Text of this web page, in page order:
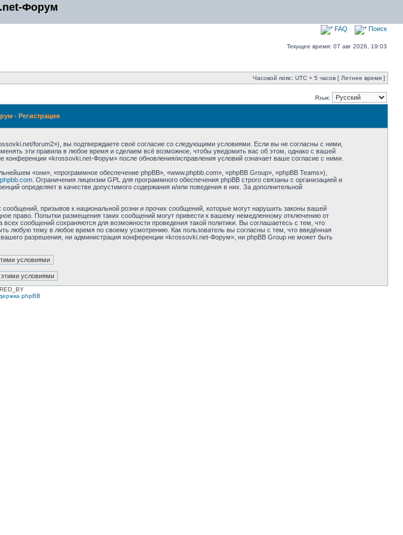
Форум
FAQ Поиск
Текущее время: 07 авг 2026, 19:03
Часовой пояс: UTC + 5 часов [ Летнее время ]
Язык:
- Регистрация
forum2»), вы подтверждаете своё согласие со следующими условиями. Если вы не согласны с ними,
эти правила в любое время и сделаем всё возможное, чтобы уведомить вас об этом, однако с вашей
«krossovki.net-Форум» после обновления/исправления условий означает ваше согласие с ними.
«они», «программное обеспечение phpBB», «www.phpbb.com», «phpBB Group», «phpBB Teams»),
. Ограничения лицензии GPL для программного обеспечения phpBB строго связаны с организацией и
определяет в качестве допустимого содержания и/или поведения в них. За дополнительной
призывов к национальной розни и прочих сообщений, которые могут нарушить законы вашей
право. Попытки размещения таких сообщений могут привести к вашему немедленному отключению от
сообщений сохраняются для возможности проведения такой политики. Вы соглашаетесь с тем, что
любую тему в любое время по своему усмотрению. Как пользователь вы согласны с тем, что введённая
разрешения, ни администрация конференции «krossovki.net-Форум», ни phpBB Group не может быть
phpBB